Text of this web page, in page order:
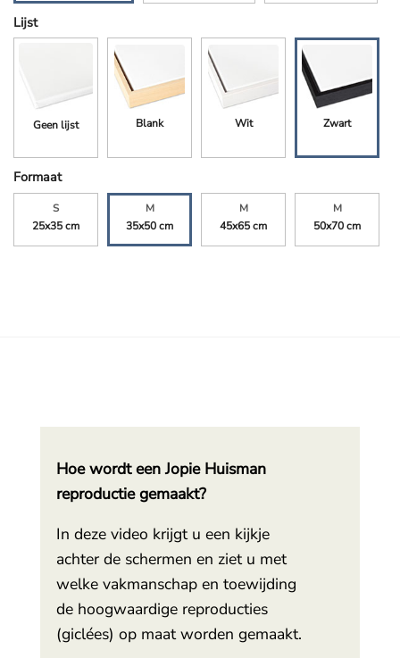
Lijst
Geen lijst Blank Wit Zwart
Formaat
S
25x35 cm
M
35x50 cm
M
45x65 cm
M
50x70 cm
Hoe wordt een Jopie Huisman
reproductie gemaakt?
In deze video krijgt u een kijkje
achter de schermen en ziet u met
welke vakmanschap en toewijding
de hoogwaardige reproducties
(giclées) op maat worden gemaakt.